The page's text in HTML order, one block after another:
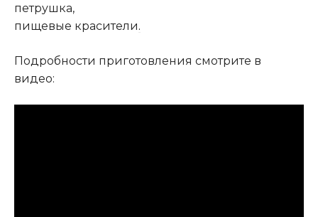
петрушка,
пищевые красители.
Подробности приготовления смотрите в
видео: